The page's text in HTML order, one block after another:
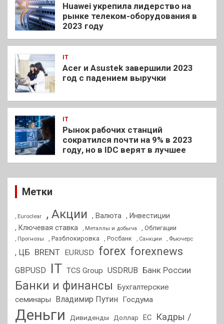
Huawei укрепила лидерство на
рынке телеком-оборудования в
2023 году
IT
Acer и Asustek завершили 2023
год с падением выручки
IT
Рынок рабочих станций
сократился почти на 9% в 2023
году, но в IDC верят в лучшее
Метки
, Euroclear , Акции , Валюта
, Инвестиции
, Ключевая ставка
, Металлы и добыча , Облигации
, Прогнозы , Разблокировка , Росбанк , Санкции , Фьючерс
, ЦБ BRENT EURUSD forex forexnews
GBPUSD IT TCS Group USDRUB Банк России
Банки и финансы
Бухгалтерские
семинары
Владимир Путин Госдума
Деньги Дивиденды Доллар ЕС
Кадры /